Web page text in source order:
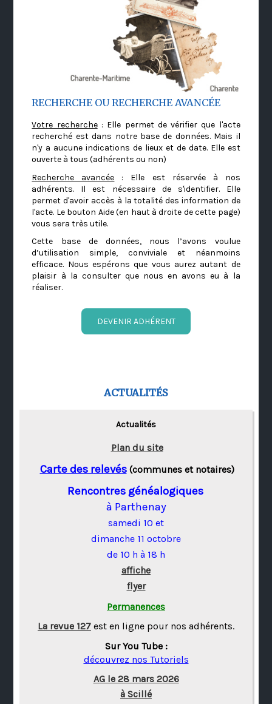
RECHERCHE OU RECHERCHE AVANCÉE
Votre recherche: Elle permet de vérifier que l'acte
recherché est dans notre base de données. Mais il
n'y a aucune indications de lieux et de date. Elle est
ouverte à tous (adhérents ou non)
Recherche avancée : Elle est réservée à nos
adhérents. Il est nécessaire de s'identifier. Elle
permet d'avoir accès à la totalité des information de
l'acte. Le bouton Aide (en haut à droite de cette page)
vous sera très utile.
Cette base de données, nous l’avons voulue
d’utilisation simple, conviviale et néanmoins
efficace. Nous espérons que vous aurez autant de
plaisir à la consulter que nous en avons eu à la
réaliser.
DEVENIR ADHÉRENT
ACTUALITÉS
Actualités
Plan du site
Carte des relevés(communes et notaires)
Rencontres généalogiques
à Parthenay
samedi 10 et
dimanche 11 octobre
de 10 h à 18 h
affiche
flyer
Permanences
La revue 127 est en ligne pour nos adhérents.
Sur You Tube :
découvrez nos Tutoriels
AG le 28 mars 2026
à Scillé